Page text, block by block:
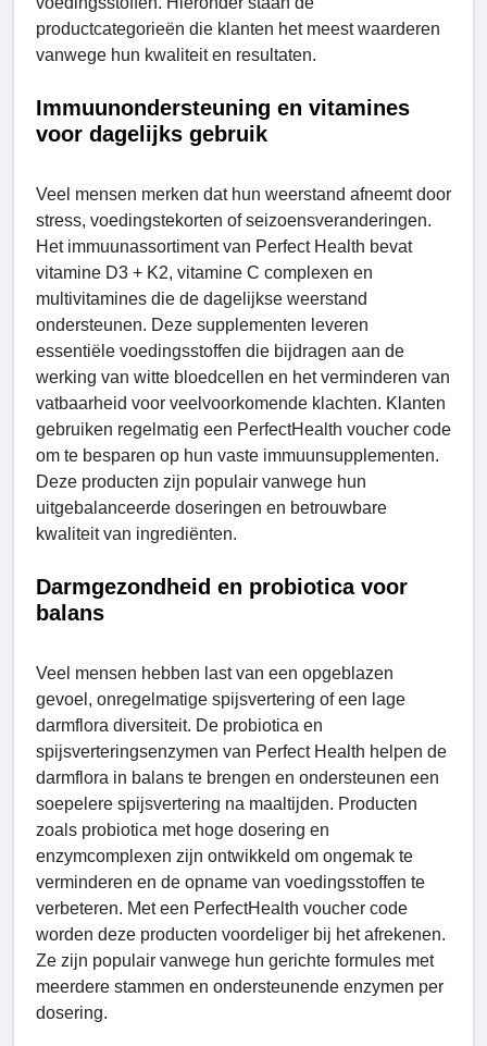
productcategorieën die klanten het meest waarderen
vanwege hun kwaliteit en resultaten.
Immuunondersteuning en vitamines
voor dagelijks gebruik
Veel mensen merken dat hun weerstand afneemt door
stress, voedingstekorten of seizoensveranderingen.
Het immuunassortiment van Perfect Health bevat
vitamine D3 + K2, vitamine C complexen en
multivitamines die de dagelijkse weerstand
ondersteunen. Deze supplementen leveren
essentiële voedingsstoffen die bijdragen aan de
werking van witte bloedcellen en het verminderen van
vatbaarheid voor veelvoorkomende klachten. Klanten
gebruiken regelmatig een PerfectHealth voucher code
om te besparen op hun vaste immuunsupplementen.
Deze producten zijn populair vanwege hun
uitgebalanceerde doseringen en betrouwbare
kwaliteit van ingrediënten.
Darmgezondheid en probiotica voor
balans
Veel mensen hebben last van een opgeblazen
gevoel, onregelmatige spijsvertering of een lage
darmflora diversiteit. De probiotica en
spijsverteringsenzymen van Perfect Health helpen de
darmflora in balans te brengen en ondersteunen een
soepelere spijsvertering na maaltijden. Producten
zoals probiotica met hoge dosering en
enzymcomplexen zijn ontwikkeld om ongemak te
verminderen en de opname van voedingsstoffen te
verbeteren. Met een PerfectHealth voucher code
worden deze producten voordeliger bij het afrekenen.
Ze zijn populair vanwege hun gerichte formules met
meerdere stammen en ondersteunende enzymen per
dosering.